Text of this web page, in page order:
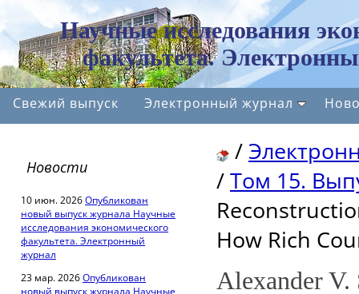
Научные исследования
факультета.
Свежий выпуск Электронный журнал
Новости
10 июн. 2026Опубликован
новый выпуск журнала Научные
исследования экономического
факультета. Электронный
журнал
23 мар. 2026Опубликован
новый выпуск журнала Научные
/
/Том 15.
How Rich
Alexander